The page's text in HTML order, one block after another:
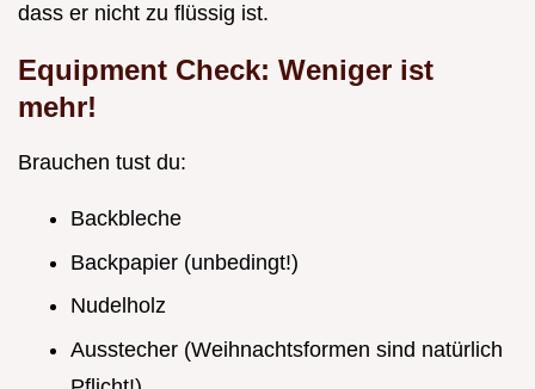
dass er nicht zu flüssig ist.
Equipment Check: Weniger ist
mehr!
Brauchen tust du:
Backbleche
Backpapier (unbedingt!)
Nudelholz
Ausstecher (Weihnachtsformen sind natürlich